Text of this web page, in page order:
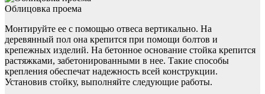
Облицовка проема
Монтируйте ее с помощью отвеса вертикально. На
деревянный пол она крепится при помощи болтов и
крепежных изделий. На бетонное основание стойка крепится
растяжками, забетонированными в нее. Такие способы
крепления обеспечат надежность всей конструкции.
Установив стойку, выполняйте следующие работы.